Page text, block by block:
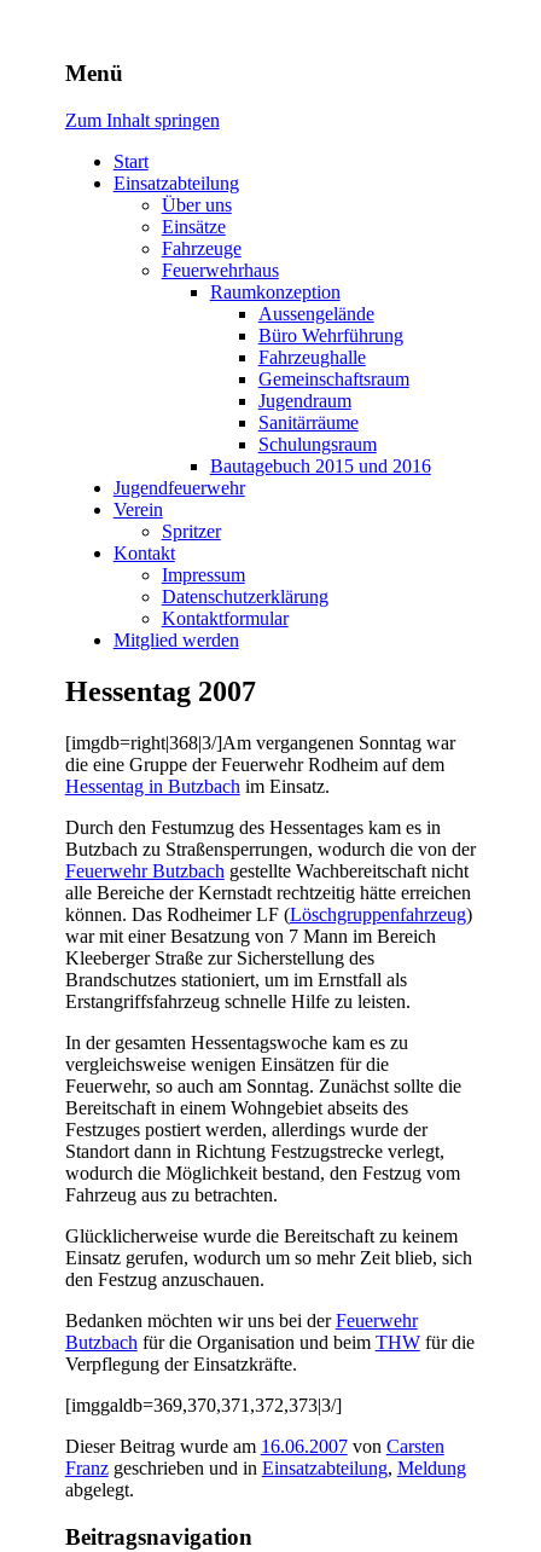
Freiwillige Feuerwehr
Rodheim v.d.H.
Menü
Zum Inhalt springen
Start
Einsatzabteilung
Über uns
Einsätze
Fahrzeuge
Feuerwehrhaus
Raumkonzeption
Aussengelände
Büro Wehrführung
Fahrzeughalle
Gemeinschaftsraum
Jugendraum
Sanitärräume
Schulungsraum
Bautagebuch 2015 und 2016
Jugendfeuerwehr
Verein
Spritzer
Kontakt
Impressum
Datenschutzerklärung
Kontaktformular
Mitglied werden
Hessentag 2007
[imgdb=right|368|3/]Am vergangenen Sonntag war
die eine Gruppe der Feuerwehr Rodheim auf dem
Hessentag in Butzbach im Einsatz.
Durch den Festumzug des Hessentages kam es in
Butzbach zu Straßensperrungen, wodurch die von der
Feuerwehr Butzbach gestellte Wachbereitschaft nicht
alle Bereiche der Kernstadt rechtzeitig hätte erreichen
können. Das Rodheimer LF (Löschgruppenfahrzeug)
war mit einer Besatzung von 7 Mann im Bereich
Kleeberger Straße zur Sicherstellung des
Brandschutzes stationiert, um im Ernstfall als
Erstangriffsfahrzeug schnelle Hilfe zu leisten.
In der gesamten Hessentagswoche kam es zu
vergleichsweise wenigen Einsätzen für die
Feuerwehr, so auch am Sonntag. Zunächst sollte die
Bereitschaft in einem Wohngebiet abseits des
Festzuges postiert werden, allerdings wurde der
Standort dann in Richtung Festzugstrecke verlegt,
wodurch die Möglichkeit bestand, den Festzug vom
Fahrzeug aus zu betrachten.
Glücklicherweise wurde die Bereitschaft zu keinem
Einsatz gerufen, wodurch um so mehr Zeit blieb, sich
den Festzug anzuschauen.
Bedanken möchten wir uns bei derFeuerwehr
Butzbach für die Organisation und beim THWfür die
Verpflegung der Einsatzkräfte.
[imggaldb=369,370,371,372,373|3/]
Dieser Beitrag wurde am 16.06.2007von Carsten
Franzgeschrieben und in Einsatzabteilung, Meldung
abgelegt.
Beitragsnavigation